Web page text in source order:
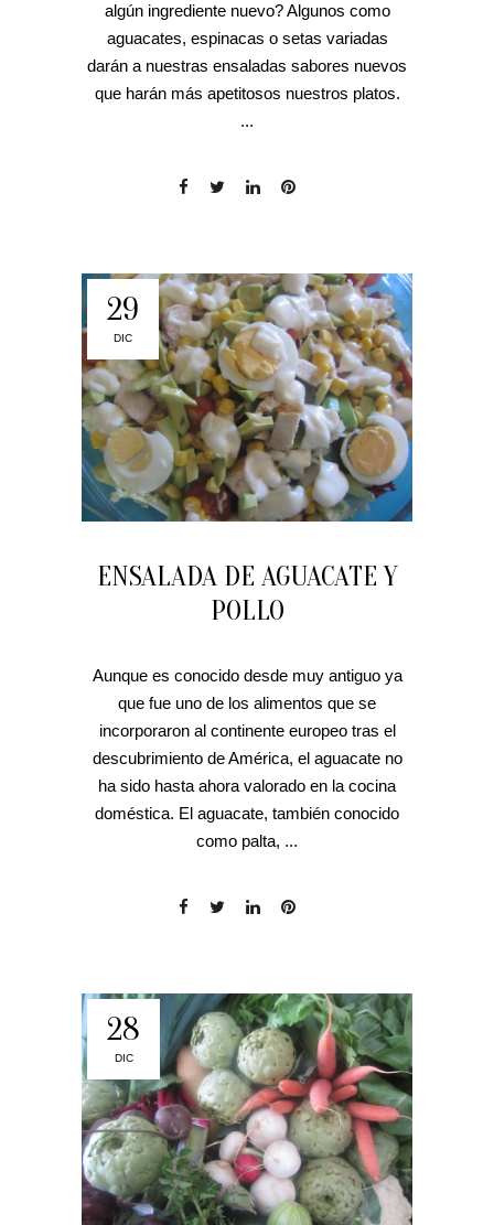
algún ingrediente nuevo? Algunos como
aguacates, espinacas o setas variadas
darán a nuestras ensaladas sabores nuevos
que harán más apetitosos nuestros platos.
...
29
DIC
ENSALADA DE AGUACATE Y
POLLO
Aunque es conocido desde muy antiguo ya
que fue uno de los alimentos que se
incorporaron al continente europeo tras el
descubrimiento de América, el aguacate no
ha sido hasta ahora valorado en la cocina
doméstica. El aguacate, también conocido
como palta, ...
28
DIC